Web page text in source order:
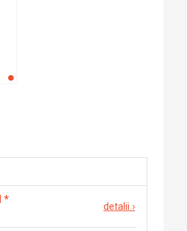
*
detalii ›